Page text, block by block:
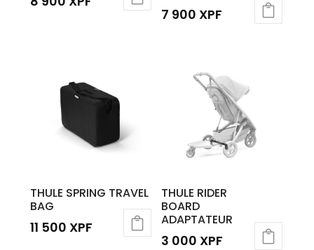
7 900 XPF
THULE SPRING TRAVEL
BAG
11 500 XPF
THULE RIDER
BOARD
ADAPTATEUR
3 000 XPF